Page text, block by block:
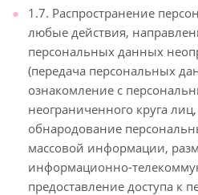
1.7. Распространение
любые действия,
персональных данных
(передача персональных
ознакомление с
неограниченного круга
обнародование
массовой информации,
информационно-
предоставление доступа к